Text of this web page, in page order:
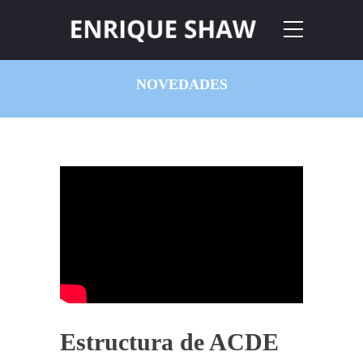
NOVEDADES
Estructura de ACDE